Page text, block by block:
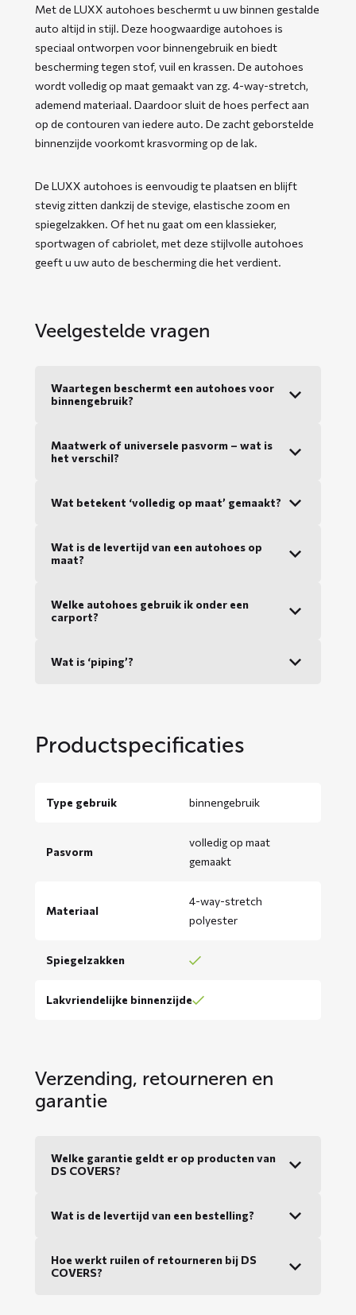
Met de LUXX autohoes beschermt u uw binnen gestalde
auto altijd in stijl. Deze hoogwaardige autohoes is
speciaal ontworpen voor binnengebruik en biedt
bescherming tegen stof, vuil en krassen. De autohoes
wordt volledig op maat gemaakt van zg. 4-way-stretch,
ademend materiaal. Daardoor sluit de hoes perfect aan
op de contouren van iedere auto. De zacht geborstelde
binnenzijde voorkomt krasvorming op de lak.
De LUXX autohoes is eenvoudig te plaatsen en blijft
stevig zitten dankzij de stevige, elastische zoom en
spiegelzakken. Of het nu gaat om een klassieker,
sportwagen of cabriolet, met deze stijlvolle autohoes
geeft u uw auto de bescherming die het verdient.
Veelgestelde vragen
Waartegen beschermt een autohoes voor
binnengebruik?
Maatwerk of universele pasvorm – wat is
het verschil?
Wat betekent ‘volledig op maat’ gemaakt?
Wat is de levertijd van een autohoes op
maat?
Welke autohoes gebruik ik onder een
carport?
Wat is ‘piping’?
Productspecificaties
Type gebruik binnengebruik
Pasvorm
volledig op maat
gemaakt
Materiaal
4-way-stretch
polyester
Spiegelzakken
Lakvriendelijke binnenzijde
Verzending, retourneren en
garantie
Welke garantie geldt er op producten van
DS COVERS?
Wat is de levertijd van een bestelling?
Hoe werkt ruilen of retourneren bij DS
COVERS?